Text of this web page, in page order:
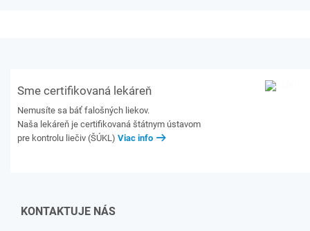
Sme certifikovaná lekáreň
Nemusíte sa báť falošných liekov.
Naša lekáreň je certifikovaná štátnym ústavom
pre kontrolu liečiv (ŠÚKL) Viac info
KONTAKTUJE NÁS